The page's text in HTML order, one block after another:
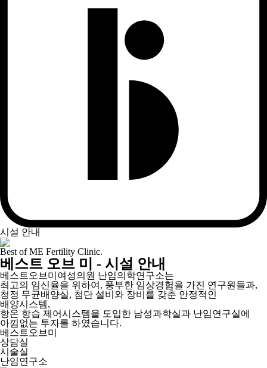
시설 안내
Best of ME Fertility Clinic.
베스트 오브 미 - 시설 안내
베스트오브미여성의원 난임의학연구소는
최고의 임신율을 위하여, 풍부한 임상경험을 가진 연구원들과,
청정 무균배양실, 첨단 설비와 장비를 갖춘 안정적인
배양시스템,
항온 항습 제어시스템을 도입한 남성과학실과 난임연구실에
아낌없는 투자를 하였습니다.
베스트오브미
상담실
시술실
난임연구소